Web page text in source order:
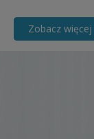
Zobacz więcej